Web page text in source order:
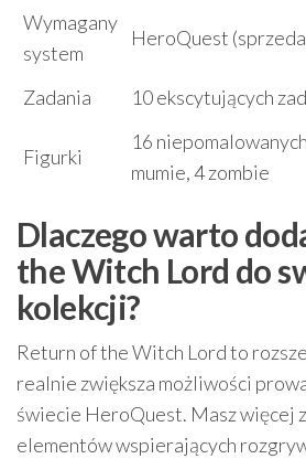
Wymagany
system
HeroQuest
Zadania 10 ekscytujących
Figurki
16
mumie, 4 zombie
Dlaczego warto
the Witch Lord do
kolekcji?
Return of the Witch Lord to
realnie zwiększa możliwości
świecie HeroQuest. Masz więcej
elementów wspierających